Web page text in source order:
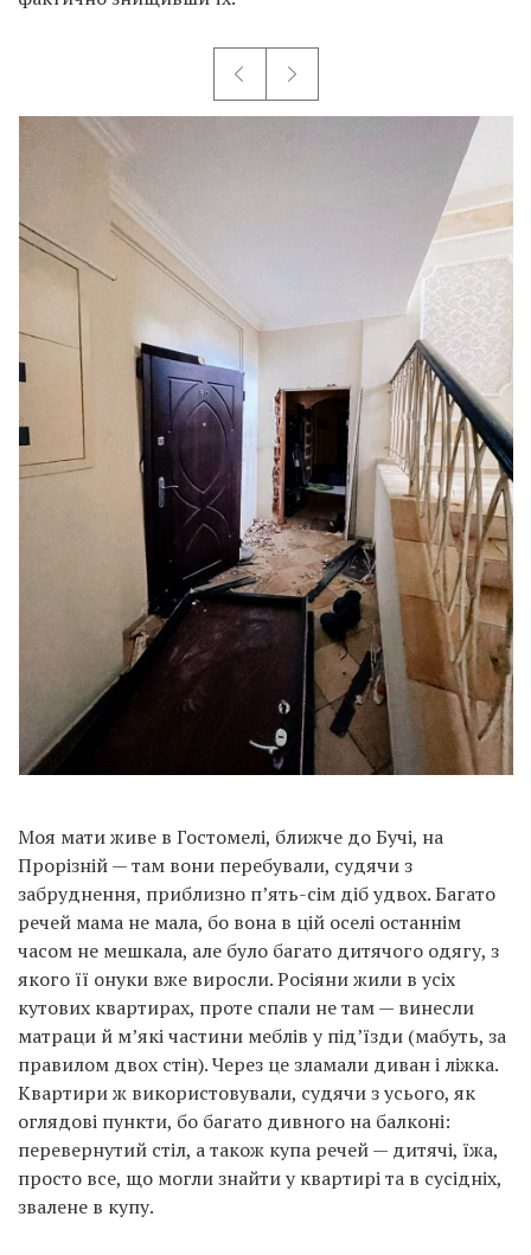
Моя мати живе в Гостомелі, ближче до Бучі, на
Прорізній — там вони перебували, судячи з
забруднення, приблизно п’ять-сім діб удвох. Багато
речей мама не мала, бо вона в цій оселі останнім
часом не мешкала, але було багато дитячого одягу, з
якого її онуки вже виросли. Росіяни жили в усіх
кутових квартирах, проте спали не там — винесли
матраци й м’які частини меблів у під’їзди (мабуть, за
правилом двох стін). Через це зламали диван і ліжка.
Квартири ж використовували, судячи з усього, як
оглядові пункти, бо багато дивного на балконі:
перевернутий стіл, а також купа речей — дитячі, їжа,
просто все, що могли знайти у квартирі та в сусідніх,
звалене в купу.